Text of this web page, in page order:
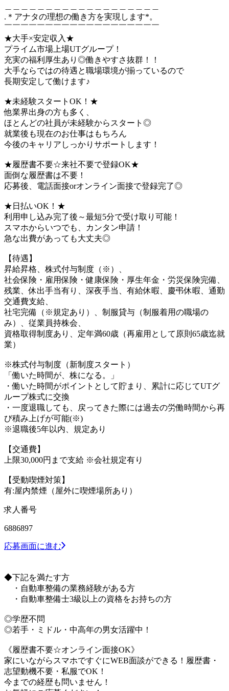
.＊アナタの理想の働き方を実現します*。
￣￣￣￣￣￣￣￣￣￣￣￣￣￣￣￣￣￣￣
★大手×安定収入★
プライム市場上場UTグループ！
充実の福利厚生あり◎働きやすさ抜群！！
大手ならではの待遇と職場環境が揃っているので
長期安定して働けます♪
★未経験スタートOK！★
他業界出身の方も多く、
ほとんどの社員が未経験からスタート◎
就業後も現在のお仕事はもちろん
今後のキャリアしっかりサポートします！
★履歴書不要☆来社不要で登録OK★
面倒な履歴書は不要！
応募後、電話面接orオンライン面接で登録完了◎
★日払いOK！★
利用申し込み完了後～最短5分で受け取り可能！
スマホからいつでも、カンタン申請！
急な出費があっても大丈夫◎
【待遇】
昇給昇格、株式付与制度（※）、
社会保険・雇用保険・健康保険・厚生年金・労災保険完備、
残業、休出手当有り、深夜手当、有給休暇、慶弔休暇、通勤
交通費支給、
社宅完備（※規定あり）、制服貸与（制服着用の職場の
み）、従業員持株会、
資格取得制度あり、定年満60歳（再雇用として原則65歳迄就
業）
※株式付与制度（新制度スタート）
「働いた時間が、株になる。」
・働いた時間がポイントとして貯まり、累計に応じてUTグ
ループ株式に交換
・一度退職しても、戻ってきた際には過去の労働時間から再
び積み上げが可能(※)
※退職後5年以内、規定あり
【交通費】
上限30,000円まで支給 ※会社規定有り
【受動喫煙対策】
有:屋内禁煙（屋外に喫煙場所あり）
求人番号
6886897
応募画面に進む
◆下記を満たす方
・自動車整備の業務経験がある方
・自動車整備士3級以上の資格をお持ちの方
◎学歴不問
◎若手・ミドル・中高年の男女活躍中！
《履歴書不要☆オンライン面接OK》
家にいながらスマホですぐにWEB面談ができる！履歴書・
志望動機不要・私服でOK！
今までの経歴も問いません！